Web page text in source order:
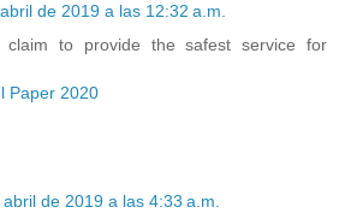
de 2019 a las 12:32 a.m.
to provide the safest service for
Paper 2020
de 2019 a las 4:33 a.m.